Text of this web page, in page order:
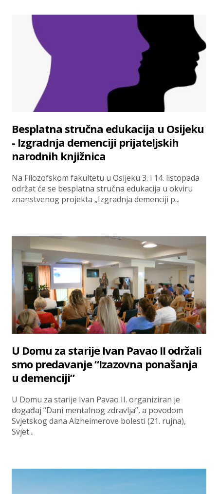
Besplatna stručna edukacija u Osijeku
- Izgradnja demenciji prijateljskih
narodnih knjižnica
Na Filozofskom fakultetu u Osijeku 3. i 14. listopada
održat će se besplatna stručna edukacija u okviru
znanstvenog projekta „Izgradnja demenciji p...
U Domu za starije Ivan Pavao II održali
smo predavanje “Izazovna ponašanja
u demenciji”
U Domu za starije Ivan Pavao II. organiziran je
događaj “Dani mentalnog zdravlja”, a povodom
Svjetskog dana Alzheimerove bolesti (21. rujna),
Svjet...